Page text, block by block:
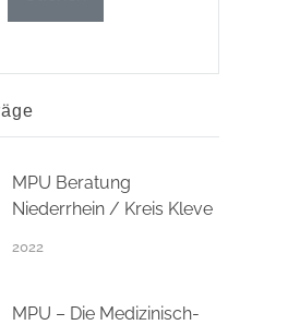
MPU Beratung
Niederrhein / Kreis Kleve
2022
MPU – Die Medizinisch-